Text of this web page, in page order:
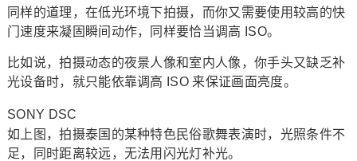
同样的道理，在低光环境下拍摄，而你又需要使用较高的快
门速度来凝固瞬间动作，同样要恰当调高 ISO。
比如说，拍摄动态的夜景人像和室内人像，你手头又缺乏补
光设备时，就只能依靠调高 ISO 来保证画面亮度。
SONY DSC
如上图，拍摄泰国的某种特色民俗歌舞表演时，光照条件不
足，同时距离较远，无法用闪光灯补光。